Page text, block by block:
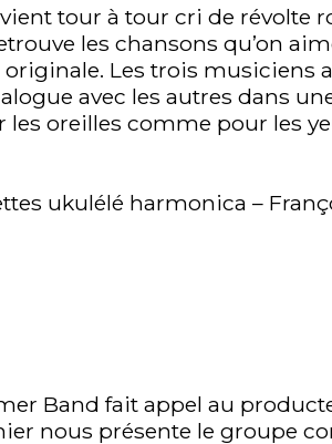
tour à tour cri de révolte
les chansons qu’on
originale. Les trois
avec les autres dans
les oreilles comme pour les
ukulélé harmonica –
Band fait appel au
nous présente le groupe